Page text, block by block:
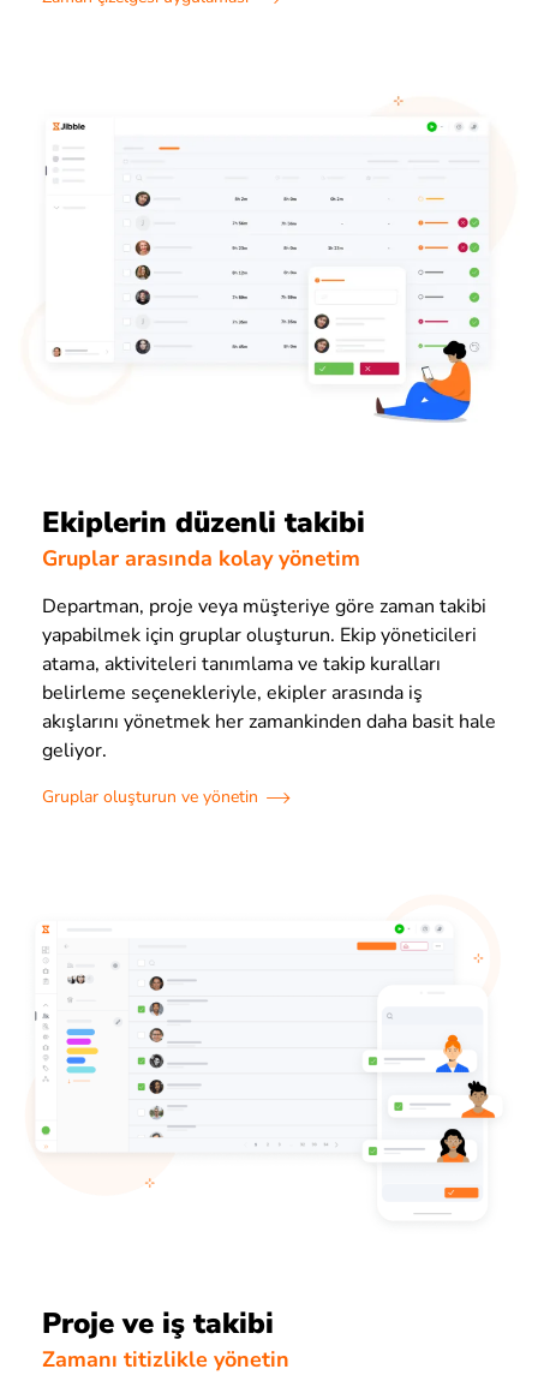
Ekiplerin düzenli takibi
Gruplar arasında kolay yönetim
Departman, proje veya müşteriye göre zaman takibi
yapabilmek için gruplar oluşturun. Ekip yöneticileri
atama, aktiviteleri tanımlama ve takip kuralları
belirleme seçenekleriyle, ekipler arasında iş
akışlarını yönetmek her zamankinden daha basit hale
geliyor.
Gruplar oluşturun ve yönetin
Proje ve iş takibi
Zamanı titizlikle yönetin